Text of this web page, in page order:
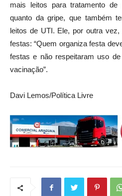
mais leitos para tratamento de
quanto da gripe, que também
leitos de UTI. Ele, por outra
festas: “Quem organiza festa
festas e não respeitaram uso
vacinação”.
Davi Lemos/Política Livre